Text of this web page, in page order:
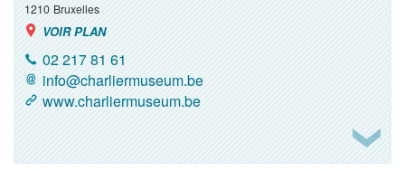
1210 Bruxelles
VOIR PLAN
02 217 81 61
info@charliermuseum.be
www.charliermuseum.be